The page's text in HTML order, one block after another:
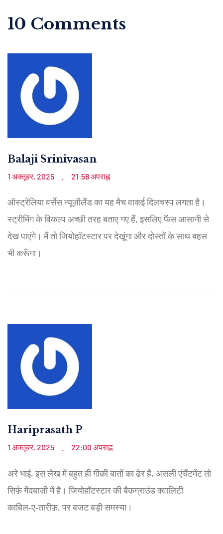
10 Comments
Balaji Srinivasan
1 अक्तूबर, 2025 . 21:58 अपराह्न
ऑस्ट्रेलिया वर्सेस न्यूज़ीलैंड का यह मैच वाकई दिलचस्प लगता है।
स्ट्रीमिंग के विकल्प अच्छी तरह बताए गए हैं, इसलिए फैंस आसानी से
देख पाएंगे। मैं तो जियोहॉटस्टार पर देखूंगा और दोस्तों के साथ बहस
भी करूँगा।
Hariprasath P
1 अक्तूबर, 2025 . 22:00 अपराह्न
अरे भाई, इस लेख में बहुत ही गीकी बातों का ढेर है, असली एंचैंटमेंट तो
सिर्फ़ गेंदबाज़ी में है। जियोहॉटस्टार की बैकग्राउंड क्वालिटी
काबिल‑ए‑तारीफ़, पर बजट बड़ी समस्या।